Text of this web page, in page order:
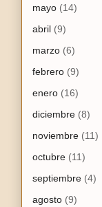
mayo (14)
abril (9)
marzo (6)
febrero (9)
enero (16)
diciembre (8)
noviembre (11)
octubre (11)
septiembre (4)
agosto (9)